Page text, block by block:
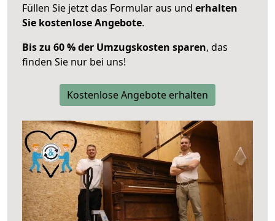
Füllen Sie jetzt das Formular aus und erhalten
Sie kostenlose Angebote.
Bis zu 60 % der Umzugskosten sparen, das
finden Sie nur bei uns!
Kostenlose Angebote erhalten